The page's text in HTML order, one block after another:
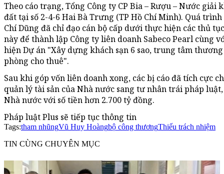
Theo cáo trạng, Tổng Công ty CP Bia – Rượu – Nước giải
đất tại số 2-4-6 Hai Bà Trưng (TP Hồ Chí Minh). Quá
Chí Dũng đã chỉ đạo cán bộ cấp dưới thực hiện các thủ
này để thành lập Công ty liên doanh Sabeco Pearl cùng
hiện Dự án "Xây dựng khách sạn 6 sao, trung tâm
phòng cho thuê".
Sau khi góp vốn liên doanh xong, các bị cáo đã tích cực
quản lý tài sản của Nhà nước sang tư nhân trái pháp
Nhà nước với số tiền hơn 2.700 tỷ đồng.
Pháp luật Plus sẽ tiếp tục thông tin
Tags:tham nhũngVũ Huy Hoàngbộ công thươngThiếu trách nhiệm
TIN CÙNG CHUYÊN MỤC